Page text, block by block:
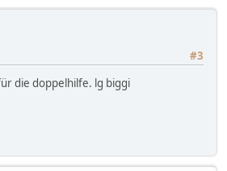
#3
die doppelhilfe. lg biggi